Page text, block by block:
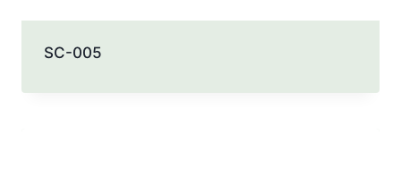
SC-005